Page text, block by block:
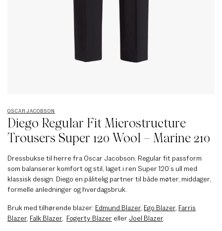
OSCAR JACOBSON
Diego Regular Fit Microstructure
Trousers Super 120 Wool – Marine 210
Dressbukse til herre fra Oscar Jacobson. Regular fit passform
som balanserer komfort og stil, laget i ren Super 120’s ull med
klassisk design. Diego en pålitelig partner til både møter, middager,
formelle anledninger og hverdagsbruk.
Bruk med tilhørende blazer: Edmund Blazer Ego Blazer Farris
Blazer Falk Blazer Fogerty Blazer eller Joel Blazer